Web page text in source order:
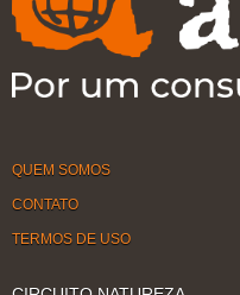
QUEM SOMOS
CONTATO
TERMOS DE USO